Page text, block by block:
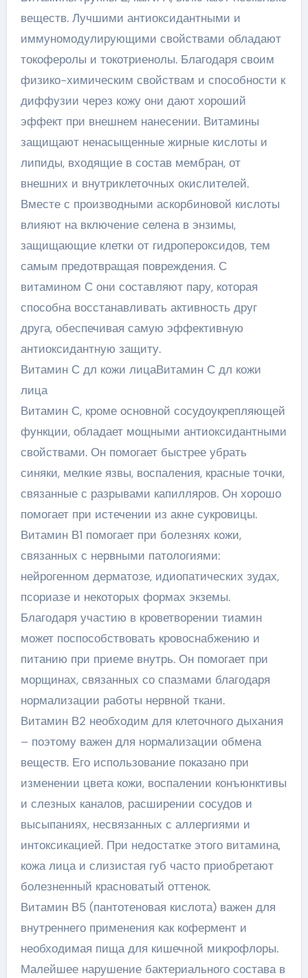
веществ. Лучшими антиоксидантными и
иммуномодулирующими свойствами обладают
токоферолы и токотриенолы. Благодаря своим
физико-химическим свойствам и способности к
диффузии через кожу они дают хороший
эффект при внешнем нанесении. Витамины
защищают ненасыщенные жирные кислоты и
липиды, входящие в состав мембран, от
внешних и внутриклеточных окислителей.
Вместе с производными аскорбиновой кислоты
влияют на включение селена в энзимы,
защищающие клетки от гидропероксидов, тем
самым предотвращая повреждения. С
витамином С они составляют пару, которая
способна восстанавливать активность друг
друга, обеспечивая самую эффективную
антиоксидантную защиту.
Витамин С дл кожи лицаВитамин С дл кожи
лица
Витамин С, кроме основной сосудоукрепляющей
функции, обладает мощными антиоксидантными
свойствами. Он помогает быстрее убрать
синяки, мелкие язвы, воспаления, красные точки,
связанные с разрывами капилляров. Он хорошо
помогает при истечении из акне сукровицы.
Витамин В1 помогает при болезнях кожи,
связанных с нервными патологиями:
нейрогенном дерматозе, идиопатических зудах,
псориазе и некоторых формах экземы.
Благодаря участию в кроветворении тиамин
может поспособствовать кровоснабжению и
питанию при приеме внутрь. Он помогает при
морщинах, связанных со спазмами благодаря
нормализации работы нервной ткани.
Витамин В2 необходим для клеточного дыхания
– поэтому важен для нормализации обмена
веществ. Его использование показано при
изменении цвета кожи, воспалении конъюнктивы
и слезных каналов, расширении сосудов и
высыпаниях, несвязанных с аллергиями и
интоксикацией. При недостатке этого витамина,
кожа лица и слизистая губ часто приобретают
болезненный красноватый оттенок.
Витамин В5 (пантотеновая кислота) важен для
внутреннего применения как кофермент и
необходимая пища для кишечной микрофлоры.
Малейшее нарушение бактериального состава в